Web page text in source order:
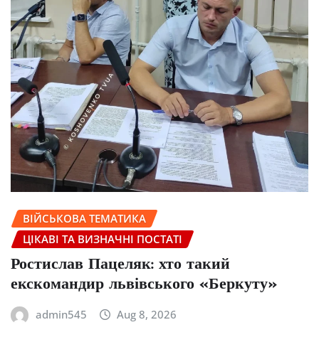
ВІЙСЬКОВА ТЕМАТИКА
ЦІКАВІ ТА ВИЗНАЧНІ ПОСТАТІ
Ростислав Пацеляк: хто такий
екскомандир львівського «Беркуту»
admin545 Aug 8, 2026